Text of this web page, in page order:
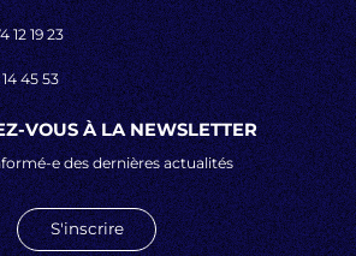
12 19 23
45 53
VOUS À LA NEWSLETTER
e des dernières actualités
S'inscrire